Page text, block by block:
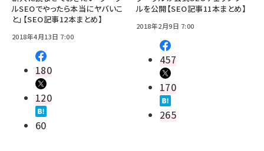
ルSEOでやったら本当にヤバいこ
と」【SEO記事12本まとめ】
2018年4月13日 7:00
180
120
60
ルを公開【SEO記事11本まとめ】
2018年2月9日 7:00
457
170
265